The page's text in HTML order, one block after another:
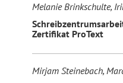
Melanie Brinkschulte,
Zertifikat ProText
Mirjam Steinebach,